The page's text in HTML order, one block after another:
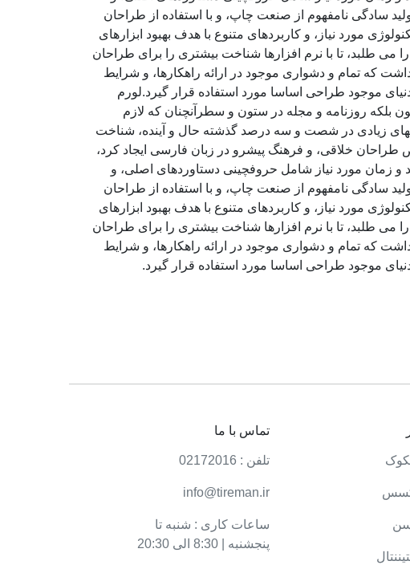
سادگی نامفهوم از صنعت چاپ، و با استفاده از طراحان
مورد نیاز، و کاربردهای متنوع با هدف بهبود ابزارهای
طلبد، تا با نرم افزارها شناخت بیشتری را برای طراحان
که تمام و دشواری موجود در ارائه راهکارها، و شرایط
موجود طراحی اساسا مورد استفاده قرار گیرد.لورم
بلکه روزنامه و مجله در ستون و سطرآنچنان که لازم
زیادی در شصت و سه درصد گذشته حال و آینده، شناخت
طراحان خلاقی، و فرهنگ پیشرو در زبان فارسی ایجاد کرد،
زمان مورد نیاز شامل حروفچینی دستاوردهای اصلی، و
سادگی نامفهوم از صنعت چاپ، و با استفاده از طراحان
مورد نیاز، و کاربردهای متنوع با هدف بهبود ابزارهای
طلبد، تا با نرم افزارها شناخت بیشتری را برای طراحان
که تمام و دشواری موجود در ارائه راهکارها، و شرایط
موجود طراحی اساسا مورد استفاده قرار گیرد.
تماس با ما
تلفن : 02172016
info@tireman.ir
ساعات کاری : شنبه تا
پنجشنبه | 8:30 الی 20:30